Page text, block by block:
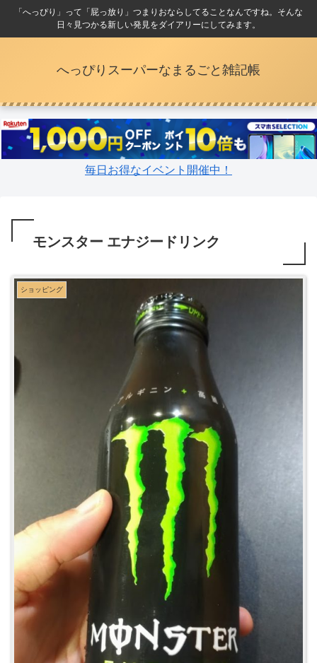
「へっぴり」って「屁っ放り」つまりおならしてることなんですね。そんな
日々見つかる新しい発見をダイアリーにしてみます。
へっぴりスーパーなまるごと雑記帳
毎日お得なイベント開催中！
モンスター エナジードリンク
ショッピング